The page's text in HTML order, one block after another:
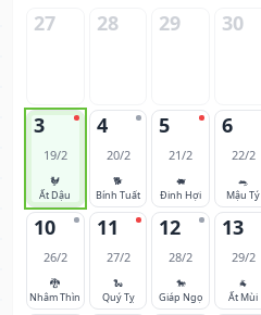
27 28 29 30
3
19/2
🐓
Ất Dậu
4
20/2
🐕
Bính Tuất
5
21/2
🐖
Đinh Hợi
6
22/2
🐀
Mậu Tý
10
26/2
🐉
Nhâm Thìn
11
27/2
🐍
Quý Tỵ
12
28/2
🐎
Giáp Ngọ
13
29/2
🐐
Ất Mùi